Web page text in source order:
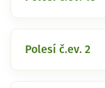
Polesí č.ev. 2